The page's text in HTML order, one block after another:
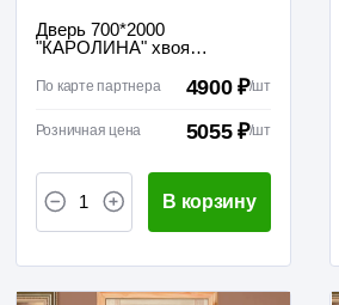
Дверь 700*2000
"КАРОЛИНА" хвоя
межкомнатная
По карте партнера 4900 ₽/шт
Розничная цена 5055 ₽/шт
В корзину